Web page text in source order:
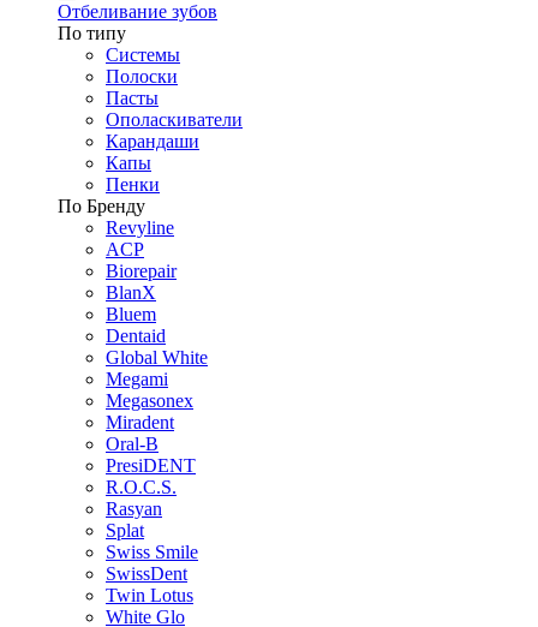
Отбеливание зубов
По типу
Системы
Полоски
Пасты
Ополаскиватели
Карандаши
Капы
Пенки
По Бренду
Revyline
ACP
Biorepair
BlanX
Bluem
Dentaid
Global White
Megami
Megasonex
Miradent
Oral-B
PresiDENT
R.O.C.S.
Rasyan
Splat
Swiss Smile
SwissDent
Twin Lotus
White Glo